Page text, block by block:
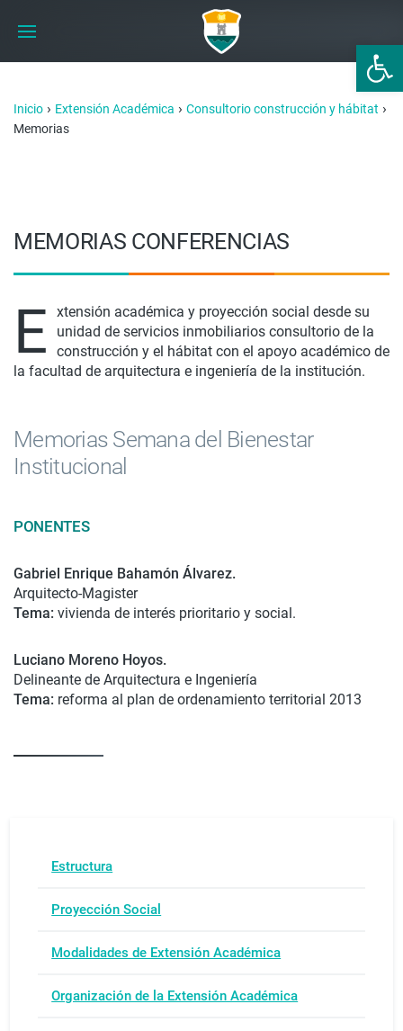
Abrir
Inicio › Extensión Académica › Consultorio construcción y hábitat ›
Memorias
MEMORIAS CONFERENCIAS
E
xtensión académica y proyección social desde su
unidad de servicios inmobiliarios consultorio de la
construcción y el hábitat con el apoyo académico de
la facultad de arquitectura e ingeniería de la institución.
Memorias Semana del Bienestar
Institucional
PONENTES
Gabriel Enrique Bahamón Álvarez.
Arquitecto-Magister
Tema: vivienda de interés prioritario y social.
Luciano Moreno Hoyos.
Delineante de Arquitectura e Ingeniería
Tema: reforma al plan de ordenamiento territorial 2013
Estructura
Proyección Social
Modalidades de Extensión Académica
Organización de la Extensión Académica